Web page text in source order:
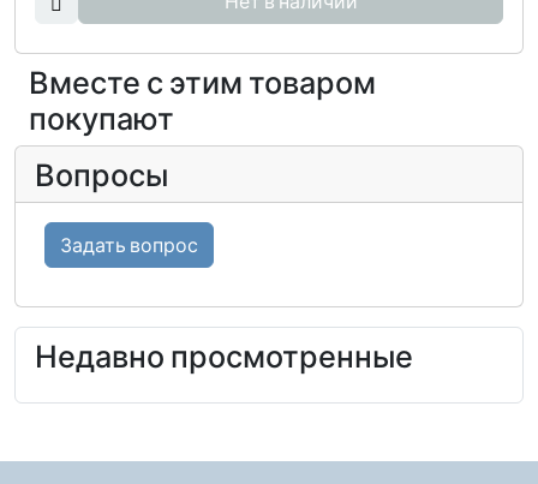
Вместе с этим товаром
покупают
Вопросы
Задать вопрос
Недавно просмотренные